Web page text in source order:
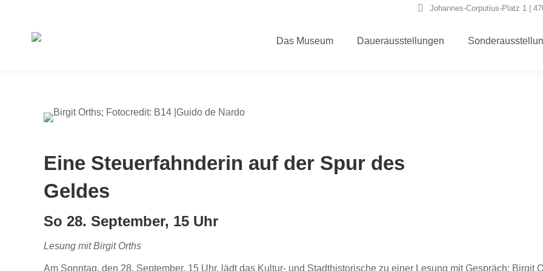
Johannes-Corputius-Platz 1 |
Das Museum Dauerausstellungen
Eine Steuerfahnderin auf der Spur des
Geldes
So 28. September, 15 Uhr
Lesung mit Birgit Orths
Am Sonntag, den 28. September, 15 Uhr, lädt das Kultur- und Stadthistorische zu einer Lesung mit Gespräch: Birgit